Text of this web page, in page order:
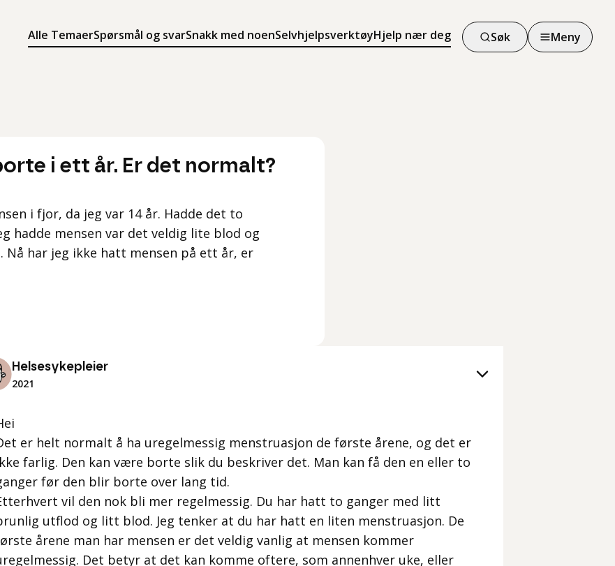
Alle TemaerSpørsmål og svarSnakk med noenSelvhjelpsverktøyHjelp nær deg
Søk
Søk
Meny
Meny
i ett år. Er det normalt?
i fjor, da jeg var 14 år. Hadde det to
hadde mensen var det veldig lite blod og
har jeg ikke hatt mensen på ett år, er
Helsesykepleier
2021
er helt normalt å ha uregelmessig menstruasjon de første årene, og det er
farlig. Den kan være borte slik du beskriver det. Man kan få den en eller to
før den blir borte over lang tid.
vil den nok bli mer regelmessig. Du har hatt to ganger med litt
utflod og litt blod. Jeg tenker at du har hatt en liten menstruasjon. De
årene man har mensen er det veldig vanlig at mensen kommer
Det betyr at det kan komme oftere, som annenhver uke, eller